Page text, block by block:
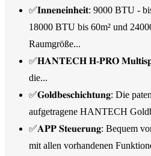
✅𝐈𝐧𝐧𝐞𝐧𝐞𝐢𝐧𝐡𝐞𝐢𝐭: 9000 BTU -
18000 BTU bis 60m² und
Raumgröße...
✅𝐇𝐀𝐍𝐓𝐄𝐂𝐇 𝐇-𝐏𝐑𝐎
die...
✅𝐆𝐨𝐥𝐝𝐛𝐞𝐬𝐜𝐡𝐢𝐜𝐡𝐭𝐮𝐧𝐠: Die
aufgetragene HANTECH
✅𝐀𝐏𝐏 𝐒𝐭𝐞𝐮𝐞𝐫𝐮𝐧𝐠: Bequem
mit allen vorhandenen